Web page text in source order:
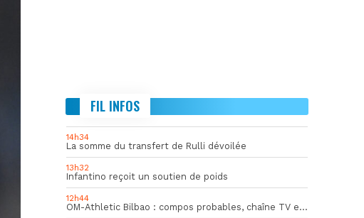
FIL INFOS
14h34
La somme du transfert de Rulli dévoilée
13h32
Infantino reçoit un soutien de poids
12h44
OM-Athletic Bilbao : compos probables, chaîne TV et heure du match